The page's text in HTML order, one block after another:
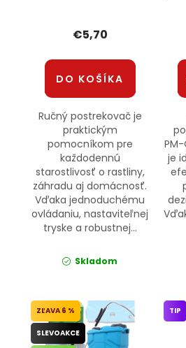
€5,70
DO KOŠÍKA
Ručný postrekovač je
praktickým
pomocníkom pre
každodennú
starostlivosť o rastliny,
záhradu aj domácnosť.
Vďaka jednoduchému
ovládaniu, nastaviteľnej
tryske a robustnej...
Skladom
PM-
je
6 %
SLEVOAKCE
TIP